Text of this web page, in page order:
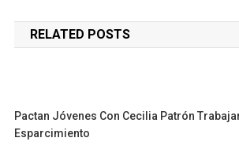
de
entradas
RELATED POSTS
Pactan Jóvenes Con Cecilia Patrón
Esparcimiento